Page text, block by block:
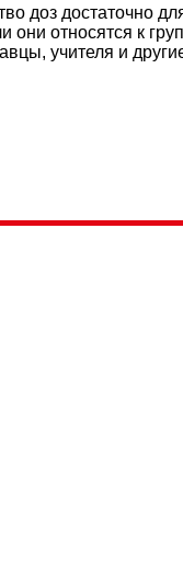
доз достаточно
они относятся к
учителя и